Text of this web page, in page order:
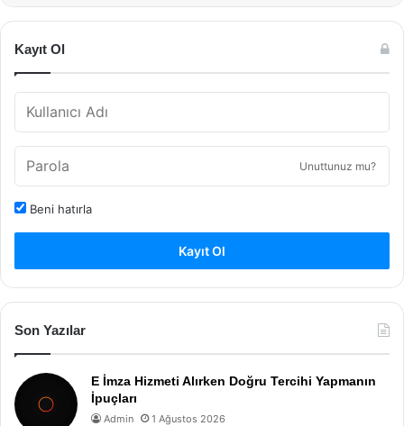
Kayıt Ol
Unuttunuz mu?
Beni hatırla
Kayıt Ol
Son Yazılar
E İmza Hizmeti Alırken Doğru Tercihi Yapmanın
İpuçları
Admin 1 Ağustos 2026